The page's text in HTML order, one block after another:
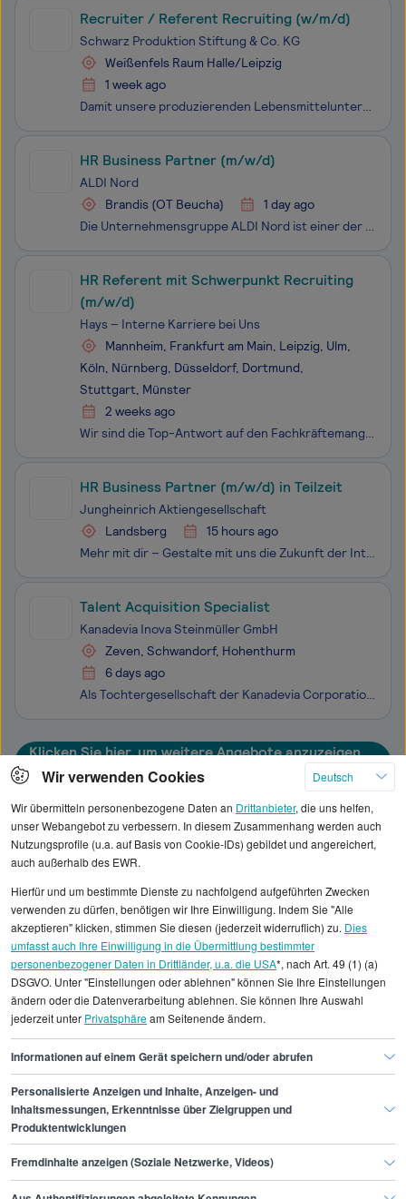
Recruiter / Referent Recruiting (w/m/d)
Schwarz Produktion Stiftung & Co. KG
Weißenfels Raum Halle/Leipzig
1 week ago
Damit unsere produzierenden Lebensmittelunternehmen effizient arbeiten können, unterstützen wir mit Organisation und Verwaltung. Wir sind unter anderem Experten für Einkauf, Finanzen, Controlling, Personal, IT, Marketing und Vertrieb. Wir liefern Organisationstalenten eine berufliche Herausforderung
HR Business Partner (m/w/d)
ALDI Nord
Brandis (OT Beucha)
1 day ago
Die Unternehmensgruppe ALDI Nord ist einer der führenden Lebensmitteleinzelhändler. Mit einer Tradition von über 110 Jahren steht ALDI für die Erfindung des Discount-Prinzips. Unsere Mission ist es, Menschen überall und jederzeit mit dem zu versorgen, was sie für ihr tägliches Leben brauchen: qualit
HR Referent mit Schwerpunkt Recruiting
(m/w/d)
Hays – Interne Karriere bei Uns
Mannheim, Frankfurt am Main, Leipzig, Ulm,
Köln, Nürnberg, Düsseldorf, Dortmund,
Stuttgart, Münster
2 weeks ago
Wir sind die Top-Antwort auf den Fachkräftemangel. Gemeinsam mit mehr als 13.000 Mitarbeitenden in 32 Ländern bringen wir qualifizierte Talente mit Unternehmen zusammen und stärken so den Arbeitsmarkt. Das ist unsere Deutschlandaufgabe - mit der wir Menschen, Unternehmen und die Gesellschaft nachhal
HR Business Partner (m/w/d) in Teilzeit
Jungheinrich Aktiengesellschaft
Landsberg
15 hours ago
Mehr mit dir – Gestalte mit uns die Zukunft der Intralogistik! Seit 1953 entwickeln wir bei Jungheinrich smarte und nachhaltige Lösungen für den weltweiten Materialfluss - von intelligenten Fahrzeugen bis hin zu vollautomatisierten Systemen. Heute sind wir über 21.000 Kolleg*innen weltweit, vereint
Talent Acquisition Specialist
Kanadevia Inova Steinmüller GmbH
Zeven, Schwandorf, Hohenthurm
6 days ago
Als Tochtergesellschaft der Kanadevia Corporation ist das Green-Tech-Unternehmen Kanadevia Inova eine weltweit führende Anbieterin integrierter Lösungen für die Energiewende und die Kreislaufwirtschaft, mit besonderem Fokus auf Energy-from-Waste (EfW) und Renewable-Gas (RG). Der Hauptsitz befindet s
Klicken Sie hier, um weitere Angebote anzuzeigen
Alle angezeigten Gehaltsdaten beruhen auf
Durchschnittswerte und die Angaben können nicht
einzelnen Stellenangeboten zugeordnet werden.
Gehaltsinformationen
Personal
Teamleiter/in Recruiting
Teamleiter/in Recruiting Leipzig
Finde den Job,
der zu dir passt.
Wir verwenden Cookies
Deutsch
Wir übermitteln personenbezogene Daten an Drittanbieter, die uns helfen,
unser Webangebot zu verbessern. In diesem Zusammenhang werden auch
Nutzungsprofile (u.a. auf Basis von Cookie-IDs) gebildet und angereichert,
auch außerhalb des EWR.
Hierfür und um bestimmte Dienste zu nachfolgend aufgeführten Zwecken
verwenden zu dürfen, benötigen wir Ihre Einwilligung. Indem Sie "Alle
akzeptieren" klicken, stimmen Sie diesen (jederzeit widerruflich) zu. Dies
umfasst auch Ihre Einwilligung in die Übermittlung bestimmter
personenbezogener Daten in Drittländer, u.a. die USA*, nach Art. 49 (1) (a)
DSGVO. Unter "Einstellungen oder ablehnen" können Sie Ihre Einstellungen
ändern oder die Datenverarbeitung ablehnen. Sie können Ihre Auswahl
jederzeit unter Privatsphäream Seitenende ändern.
Informationen auf einem Gerät speichern und/oder abrufen
Personalisierte Anzeigen und Inhalte, Anzeigen- und
Inhaltsmessungen, Erkenntnisse über Zielgruppen und
Produktentwicklungen
Fremdinhalte anzeigen (Soziale Netzwerke, Videos)